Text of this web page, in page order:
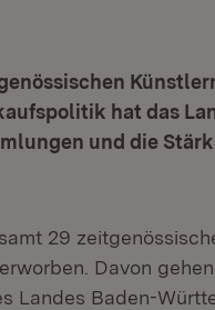
hat das
und die
29
Davon gehen
Landes Baden-